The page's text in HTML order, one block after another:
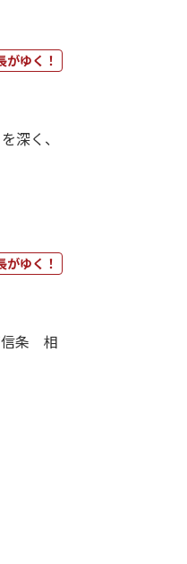
がゆく！
深く、
がゆく！
信条 相